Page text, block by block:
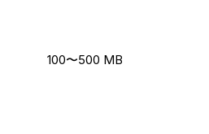
100〜500 MB